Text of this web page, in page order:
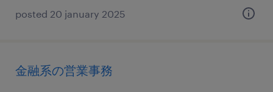
posted 20 january 2025
金融系の営業事務